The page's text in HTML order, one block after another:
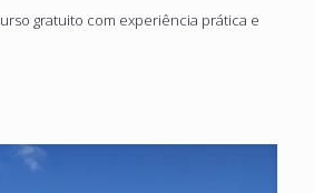
gratuito com experiência prática e